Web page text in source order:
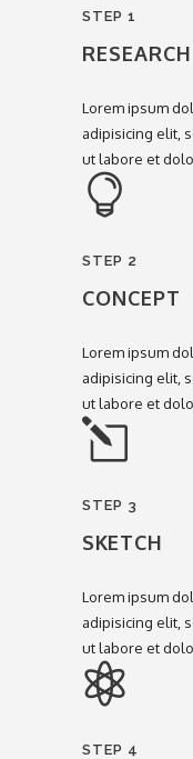
STEP 1
RESEARCH
Lorem ipsum
adipisicing elit,
ut labore et
STEP 2
CONCEPT
Lorem ipsum
adipisicing elit,
ut labore et
STEP 3
SKETCH
Lorem ipsum
adipisicing elit,
ut labore et
STEP 4